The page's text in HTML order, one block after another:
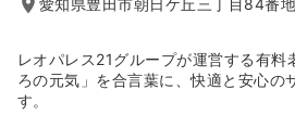
※一例
月給23万円以上可
レオパレス21グループが運営する有料
ろの元気」を合言葉に、快適と安心の
す。